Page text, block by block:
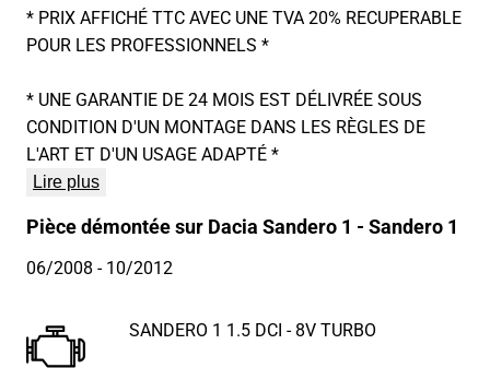
* PRIX AFFICHÉ TTC AVEC UNE TVA 20% RECUPERABLE
POUR LES PROFESSIONNELS *
* UNE GARANTIE DE 24 MOIS EST DÉLIVRÉE SOUS
CONDITION D'UN MONTAGE DANS LES RÈGLES DE
L'ART ET D'UN USAGE ADAPTÉ *
Lire plus
Pièce démontée sur Dacia Sandero 1 - Sandero 1
06/2008- 10/2012
SANDERO 1 1.5 DCI - 8V TURBO